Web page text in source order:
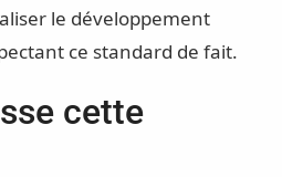
le développement
ce standard de fait.
cette